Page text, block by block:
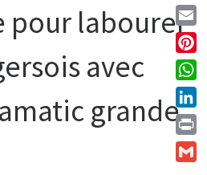
pour labourer
avec
grande
Email
Print